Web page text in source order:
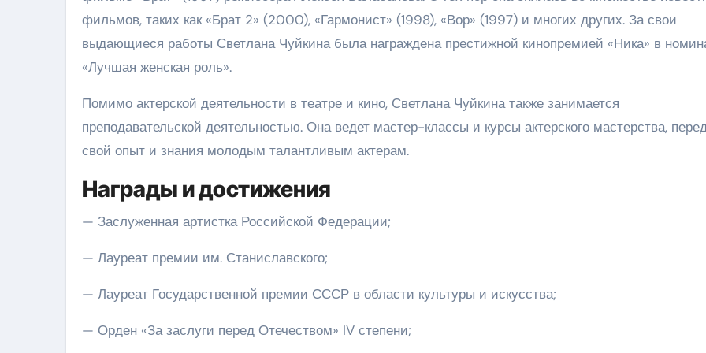
фильмов, таких как «Брат 2» (2000), «Гармонист» (1998), «Вор» (1997) и многих других. За свои
выдающиеся работы Светлана Чуйкина была награждена престижной кинопремией «Ника» в
«Лучшая женская роль».
Помимо актерской деятельности в театре и кино, Светлана Чуйкина также занимается
преподавательской деятельностью. Она ведет мастер-классы и курсы актерского мастерства,
свой опыт и знания молодым талантливым актерам.
Награды и достижения
— Заслуженная артистка Российской Федерации;
— Лауреат премии им. Станиславского;
— Лауреат Государственной премии СССР в области культуры и искусства;
— Орден «За заслуги перед Отечеством» IV степени;